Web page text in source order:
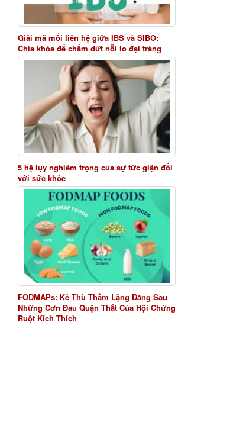
Giải mã mối liên hệ giữa IBS và SIBO:
Chìa khóa để chấm dứt nỗi lo đại tràng
5 hệ lụy nghiêm trọng của sự tức giận đối
với sức khỏe
FODMAPs: Kẻ Thù Thầm Lặng Đằng Sau
Những Cơn Đau Quặn Thắt Của Hội Chứng
Ruột Kích Thích